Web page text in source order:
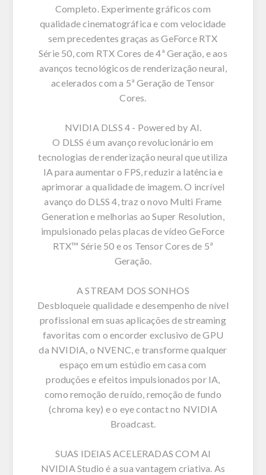
Completo. Experimente gráficos com
qualidade cinematográfica e com velocidade
sem precedentes graças as GeForce RTX
Série 50, com RTX Cores de 4ª Geração, e aos
avanços tecnológicos de renderização neural,
acelerados com a 5ª Geração de Tensor
Cores.
NVIDIA DLSS 4 - Powered by AI.
O DLSS é um avanço revolucionário em
tecnologias de renderização neural que utiliza
IA para aumentar o FPS, reduzir a latência e
aprimorar a qualidade de imagem. O incrível
avanço do DLSS 4, traz o novo Multi Frame
Generation e melhorias ao Super Resolution,
impulsionado pelas placas de vídeo GeForce
RTX™ Série 50 e os Tensor Cores de 5ª
Geração.
A STREAM DOS SONHOS
Desbloqueie qualidade e desempenho de nível
profissional em suas aplicações de streaming
favoritas com o encorder exclusivo de GPU
da NVIDIA, o NVENC, e transforme qualquer
espaço em um estúdio em casa com
produções e efeitos impulsionados por IA,
como remoção de ruído, remoção de fundo
(chroma key) e o eye contact no NVIDIA
Broadcast.
SUAS IDEIAS ACELERADAS COM AI
NVIDIA Studio é a sua vantagem criativa. As